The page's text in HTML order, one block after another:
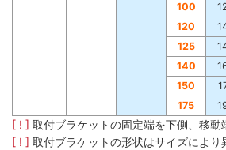
100
120
125
140
150
175
[ ! ] 取付ブラケットの固定端を下側、移
[ ! ] 取付ブラケットの形状はサイズにより